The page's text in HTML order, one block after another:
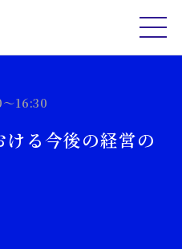
16:30
る今後の経営の